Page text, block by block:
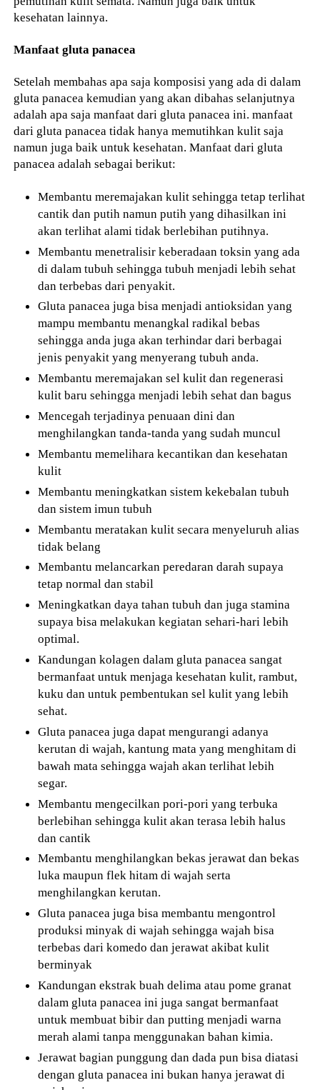
kesehatan lainnya.
Manfaat gluta panacea
Setelah membahas apa saja komposisi yang ada di dalam
gluta panacea kemudian yang akan dibahas selanjutnya
adalah apa saja manfaat dari gluta panacea ini. manfaat
dari gluta panacea tidak hanya memutihkan kulit saja
namun juga baik untuk kesehatan. Manfaat dari gluta
panacea adalah sebagai berikut:
Membantu meremajakan kulit sehingga tetap terlihat
cantik dan putih namun putih yang dihasilkan ini
akan terlihat alami tidak berlebihan putihnya.
Membantu menetralisir keberadaan toksin yang ada
di dalam tubuh sehingga tubuh menjadi lebih sehat
dan terbebas dari penyakit.
Gluta panacea juga bisa menjadi antioksidan yang
mampu membantu menangkal radikal bebas
sehingga anda juga akan terhindar dari berbagai
jenis penyakit yang menyerang tubuh anda.
Membantu meremajakan sel kulit dan regenerasi
kulit baru sehingga menjadi lebih sehat dan bagus
Mencegah terjadinya penuaan dini dan
menghilangkan tanda-tanda yang sudah muncul
Membantu memelihara kecantikan dan kesehatan
kulit
Membantu meningkatkan sistem kekebalan tubuh
dan sistem imun tubuh
Membantu meratakan kulit secara menyeluruh alias
tidak belang
Membantu melancarkan peredaran darah supaya
tetap normal dan stabil
Meningkatkan daya tahan tubuh dan juga stamina
supaya bisa melakukan kegiatan sehari-hari lebih
optimal.
Kandungan kolagen dalam gluta panacea sangat
bermanfaat untuk menjaga kesehatan kulit, rambut,
kuku dan untuk pembentukan sel kulit yang lebih
sehat.
Gluta panacea juga dapat mengurangi adanya
kerutan di wajah, kantung mata yang menghitam di
bawah mata sehingga wajah akan terlihat lebih
segar.
Membantu mengecilkan pori-pori yang terbuka
berlebihan sehingga kulit akan terasa lebih halus
dan cantik
Membantu menghilangkan bekas jerawat dan bekas
luka maupun flek hitam di wajah serta
menghilangkan kerutan.
Gluta panacea juga bisa membantu mengontrol
produksi minyak di wajah sehingga wajah bisa
terbebas dari komedo dan jerawat akibat kulit
berminyak
Kandungan ekstrak buah delima atau pome granat
dalam gluta panacea ini juga sangat bermanfaat
untuk membuat bibir dan putting menjadi warna
merah alami tanpa menggunakan bahan kimia.
Jerawat bagian punggung dan dada pun bisa diatasi
dengan gluta panacea ini bukan hanya jerawat di